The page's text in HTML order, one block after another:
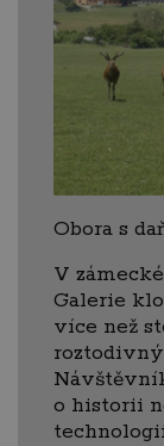
Obora s
V
Galerie
více než
o historii